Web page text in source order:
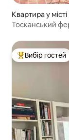
Квартира у
Тосканський
Топ вибір
Вибір гостей